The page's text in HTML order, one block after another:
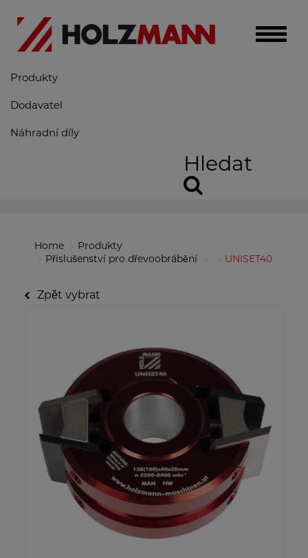
Toggle
Produkty
Dodavatel
Náhradní díly
Hledat
Home
Produkty
Příslušenství pro dřevoobrábění
UNISET40
Zpět vybrat